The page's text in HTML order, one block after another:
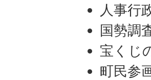
人事行
国勢調
宝くじ
町民参